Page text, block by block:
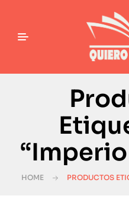
HOME PRODUCTOS